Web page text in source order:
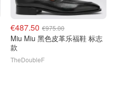
€487.50 €975.00
Miu Miu 黑色皮革乐福鞋 标志
款
TheDoubleF